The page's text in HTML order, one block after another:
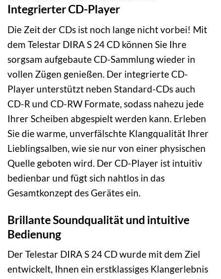
Integrierter CD-Player
Die Zeit der CDs ist noch lange nicht vorbei! Mit
dem Telestar DIRA S 24 CD können Sie Ihre
sorgsam aufgebaute CD-Sammlung wieder in
vollen Zügen genießen. Der integrierte CD-
Player unterstützt neben Standard-CDs auch
CD-R und CD-RW Formate, sodass nahezu jede
Ihrer Scheiben abgespielt werden kann. Erleben
Sie die warme, unverfälschte Klangqualität Ihrer
Lieblingsalben, wie sie nur von einer physischen
Quelle geboten wird. Der CD-Player ist intuitiv
bedienbar und fügt sich nahtlos in das
Gesamtkonzept des Gerätes ein.
Brillante Soundqualität und intuitive
Bedienung
Der Telestar DIRA S 24 CD wurde mit dem Ziel
entwickelt, Ihnen ein erstklassiges Klangerlebnis